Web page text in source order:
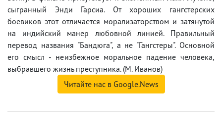
сыгранный Энди Гарсиа. От хороших гангстерских
боевиков этот отличается морализаторством и затянутой
на индийский манер любовной линией. Правильный
перевод названия "Бандюга", а не "Гангстеры". Основной
его смысл - неизбежное моральное падение человека,
выбравшего жизнь преступника. (М. Иванов)
Читайте нас в Google.News